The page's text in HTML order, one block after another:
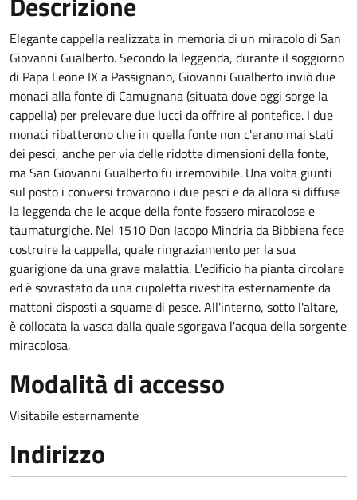
Elegante cappella realizzata in memoria di un miracolo di San
Giovanni Gualberto. Secondo la leggenda, durante il soggiorno
di Papa Leone IX a Passignano, Giovanni Gualberto inviò due
monaci alla fonte di Camugnana (situata dove oggi sorge la
cappella) per prelevare due lucci da offrire al pontefice. I due
monaci ribatterono che in quella fonte non c'erano mai stati
dei pesci, anche per via delle ridotte dimensioni della fonte,
ma San Giovanni Gualberto fu irremovibile. Una volta giunti
sul posto i conversi trovarono i due pesci e da allora si diffuse
la leggenda che le acque della fonte fossero miracolose e
taumaturgiche. Nel 1510 Don Iacopo Mindria da Bibbiena fece
costruire la cappella, quale ringraziamento per la sua
guarigione da una grave malattia. L'edificio ha pianta circolare
ed è sovrastato da una cupoletta rivestita esternamente da
mattoni disposti a squame di pesce. All'interno, sotto l'altare,
è collocata la vasca dalla quale sgorgava l'acqua della sorgente
miracolosa.
Modalità di accesso
Visitabile esternamente
Indirizzo